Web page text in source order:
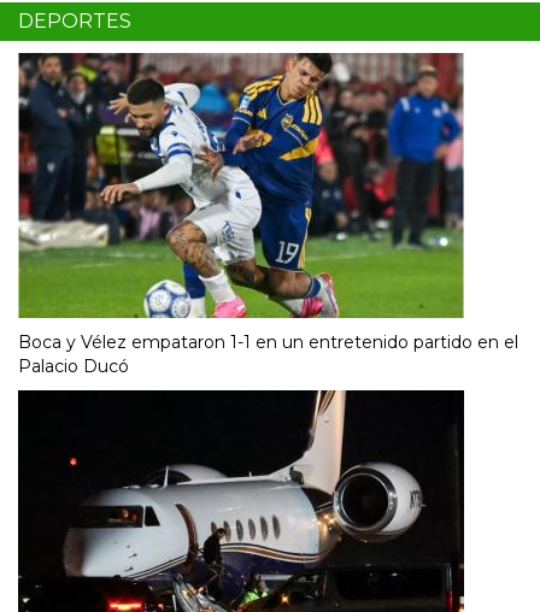
DEPORTES
Boca y Vélez empataron 1-1 en un entretenido partido en el
Palacio Ducó